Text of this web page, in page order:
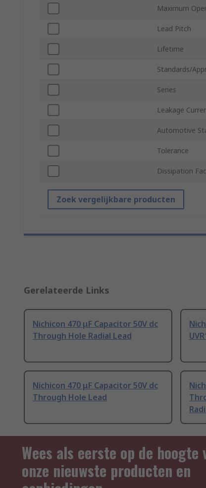
Maximum
Lead Pitch
Lifetime
Standards/
Series
Leakage
Automotive
Tolerance
Dissipation
Zoek vergelijkbare producten
Gerelateerde Links
Nichicon 470 μF Capacitor 50V dc
Through Hole Radial Lead
Nichicon 470 μF Capacitor 50V dc
Through Hole Lead
Wees als eerste op de hoogte
onze nieuwste producten en